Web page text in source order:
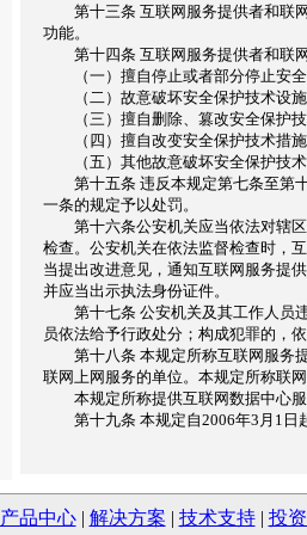
第十三条 互联网服务提供者和联网
功能。
第十四条 互联网服务提供者和联网
（一）擅自停止或者部分停止安全
（二）故意破坏安全保护技术设
（三）擅自删除、篡改安全保护技
（四）擅自改变安全保护技术措施
（五）其他故意破坏安全保护技术
第十五条 违反本规定第七条至第十
一条的规定予以处罚。
第十六条公安机关应当依法对辖区
检查。公安机关在依法监督检查时，
当提出改进意见，通知互联网服务提
并应当出示执法身份证件。
第十七条 公安机关及其工作人员违
员依法给予行政处分；构成犯罪的，
第十八条 本规定所称互联网服务提
联网上网服务的单位。本规定所称联
本规定所称提供互联网数据中心服
第十九条 本规定自2006年3月1日
产品中心| 解决方案 | 技术支持| 投